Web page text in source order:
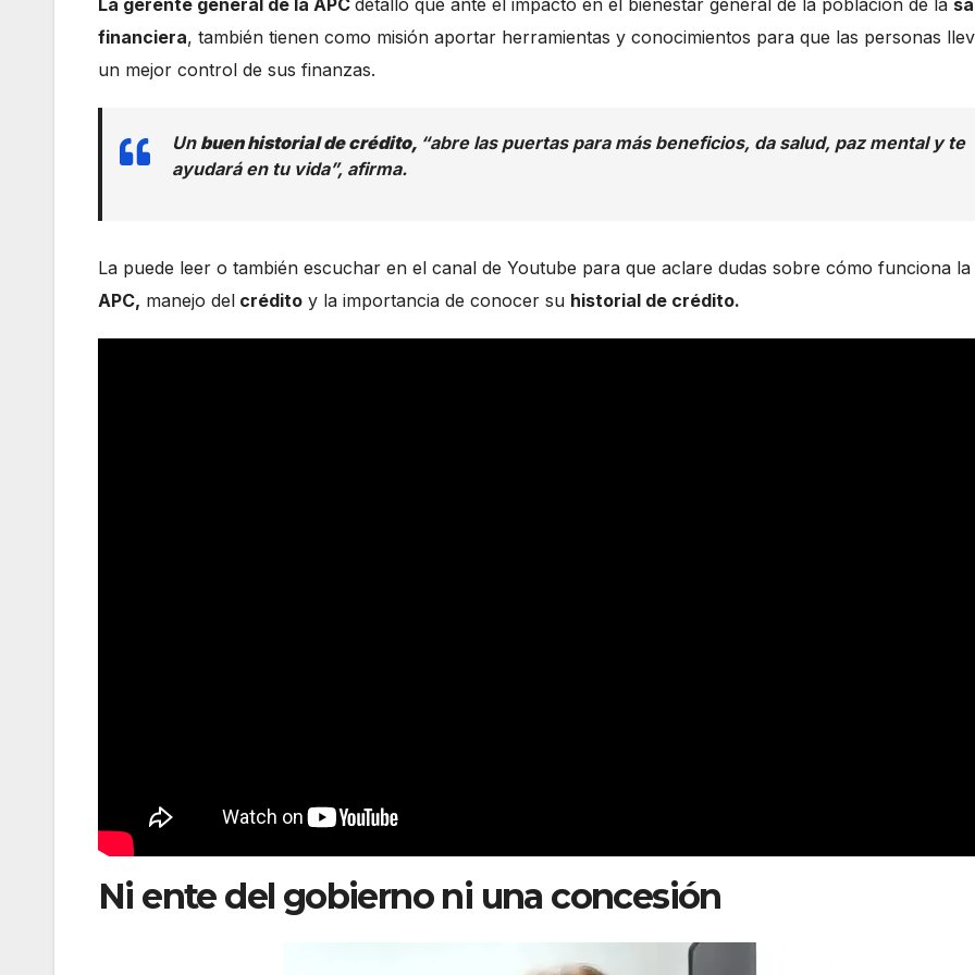
La gerente general de la APC detalló que ante el impacto en el bienestar general de la población de la
financiera, también tienen como misión aportar herramientas y conocimientos para que las personas
un mejor control de sus finanzas.
Un buen historial de crédito, “abre las puertas para más beneficios, da salud, paz mental y te
ayudará en tu vida”, afirma.
La puede leer o también escuchar en el canal de Youtube para que aclare dudas sobre cómo funciona la
APC, manejo del crédito y la importancia de conocer su historial de crédito.
Ni ente del gobierno ni una concesión